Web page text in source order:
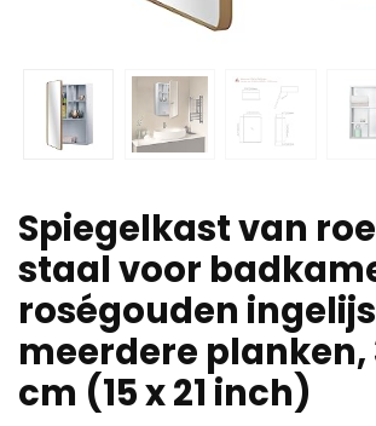
Spiegelkast van
staal voor
roségouden
meerdere planken,
cm (15 x 21 inch)